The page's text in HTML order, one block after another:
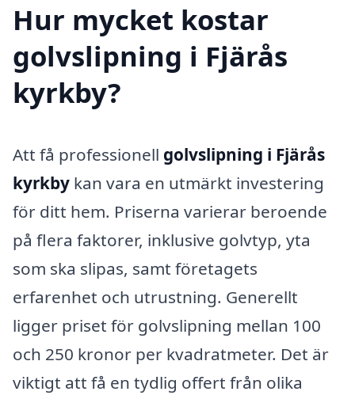
Hur mycket kostar
golvslipning i Fjärås
kyrkby?
Att få professionell golvslipning i Fjärås
kyrkby kan vara en utmärkt investering
för ditt hem. Priserna varierar beroende
på flera faktorer, inklusive golvtyp, yta
som ska slipas, samt företagets
erfarenhet och utrustning. Generellt
ligger priset för golvslipning mellan 100
och 250 kronor per kvadratmeter. Det är
viktigt att få en tydlig offert från olika